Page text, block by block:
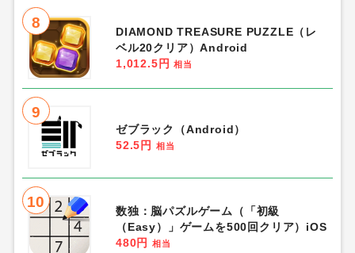
8
DIAMOND TREASURE PUZZLE（レ
ベル20クリア）Android
1,012.5円
相当
9
ゼブラック（Android）
52.5円
相当
10
数独：脳パズルゲーム（「初級
（Easy）」ゲームを500回クリア）iOS
480円
相当